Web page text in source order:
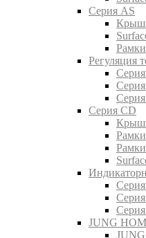
Серия AS
Рамки
Регуляция
Серия CD
JUNG